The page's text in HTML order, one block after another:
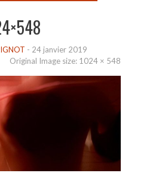
- 24 janvier 2019
Original Image size: 1024 × 548